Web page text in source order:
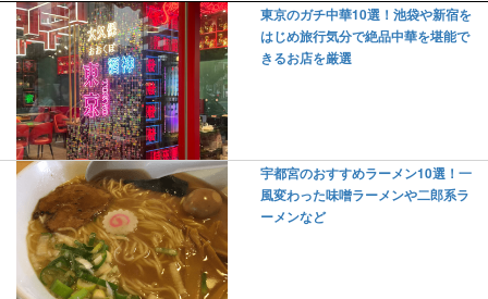
東京のガチ中華10選！池袋や新宿を
はじめ旅行気分で絶品中華を堪能で
きるお店を厳選
宇都宮のおすすめラーメン10選！一
風変わった味噌ラーメンや二郎系ラ
ーメンなど